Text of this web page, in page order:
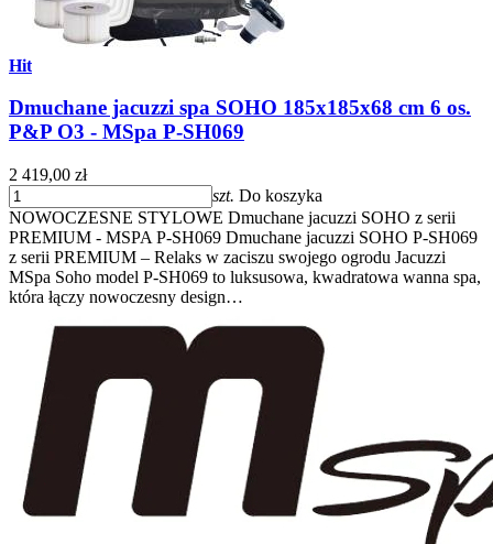
Hit
Dmuchane jacuzzi spa SOHO 185x185x68 cm 6 os.
P&P O3 - MSpa P-SH069
2 419,00 zł
szt. Do koszyka
NOWOCZESNE STYLOWE Dmuchane jacuzzi SOHO z serii
PREMIUM - MSPA P-SH069 Dmuchane jacuzzi SOHO P-SH069
z serii PREMIUM – Relaks w zaciszu swojego ogrodu Jacuzzi
MSpa Soho model P-SH069 to luksusowa, kwadratowa wanna spa,
która łączy nowoczesny design…